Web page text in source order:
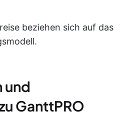
beziehen sich auf das
und
GanttPRO